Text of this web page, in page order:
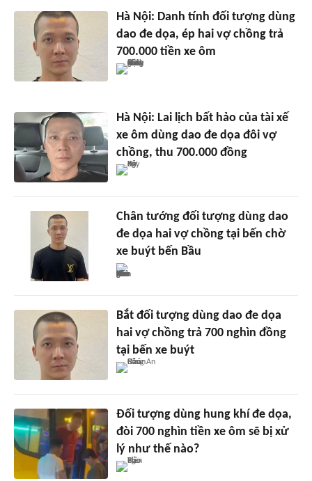
Hà Nội: Danh tính đối tượng dùng
dao đe dọa, ép hai vợ chồng trả
700.000 tiền xe ôm
Hà Nội: Lai lịch bất hảo của tài xế
xe ôm dùng dao đe dọa đôi vợ
chồng, thu 700.000 đồng
Chân tướng đối tượng dùng dao
đe dọa hai vợ chồng tại bến chờ
xe buýt bến Bầu
Bắt đối tượng dùng dao đe dọa
hai vợ chồng trả 700 nghìn đồng
tại bến xe buýt
Đối tượng dùng hung khí đe dọa,
đòi 700 nghìn tiền xe ôm sẽ bị xử
lý như thế nào?